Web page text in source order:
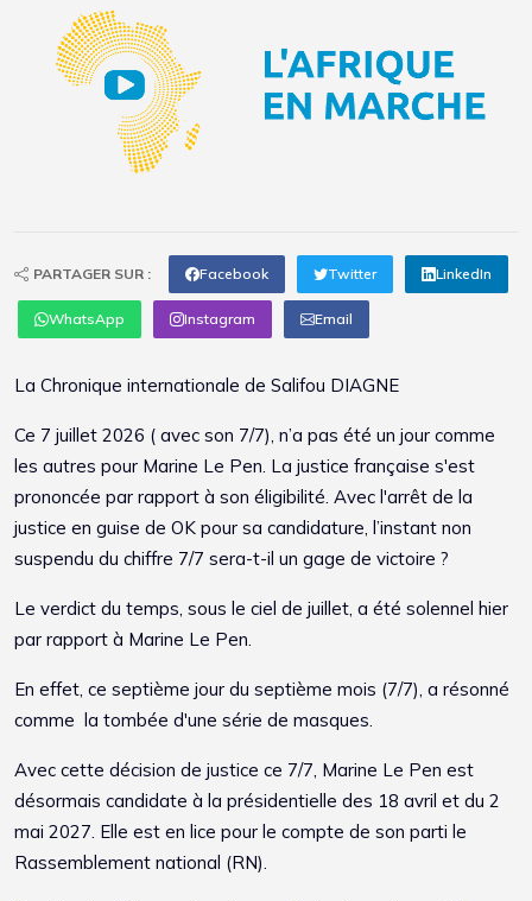
PARTAGER SUR : Facebook Twitter LinkedIn
WhatsApp Instagram Email
La Chronique internationale de Salifou DIAGNE
Ce 7 juillet 2026 ( avec son 7/7), n’a pas été un jour comme
les autres pour Marine Le Pen. La justice française s'est
prononcée par rapport à son éligibilité. Avec l'arrêt de la
justice en guise de OK pour sa candidature, l’instant non
suspendu du chiffre 7/7 sera-t-il un gage de victoire ?
Le verdict du temps, sous le ciel de juillet, a été solennel hier
par rapport à Marine Le Pen.
En effet, ce septième jour du septième mois (7/7), a résonné
comme la tombée d'une série de masques.
Avec cette décision de justice ce 7/7, Marine Le Pen est
désormais candidate à la présidentielle des 18 avril et du 2
mai 2027. Elle est en lice pour le compte de son parti le
Rassemblement national (RN).